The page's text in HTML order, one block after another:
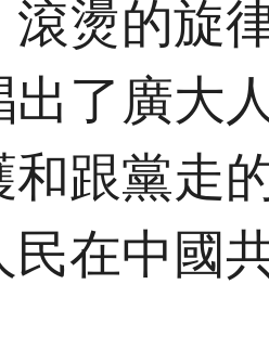
滾燙的旋
出了廣大
和跟黨走
民在中國